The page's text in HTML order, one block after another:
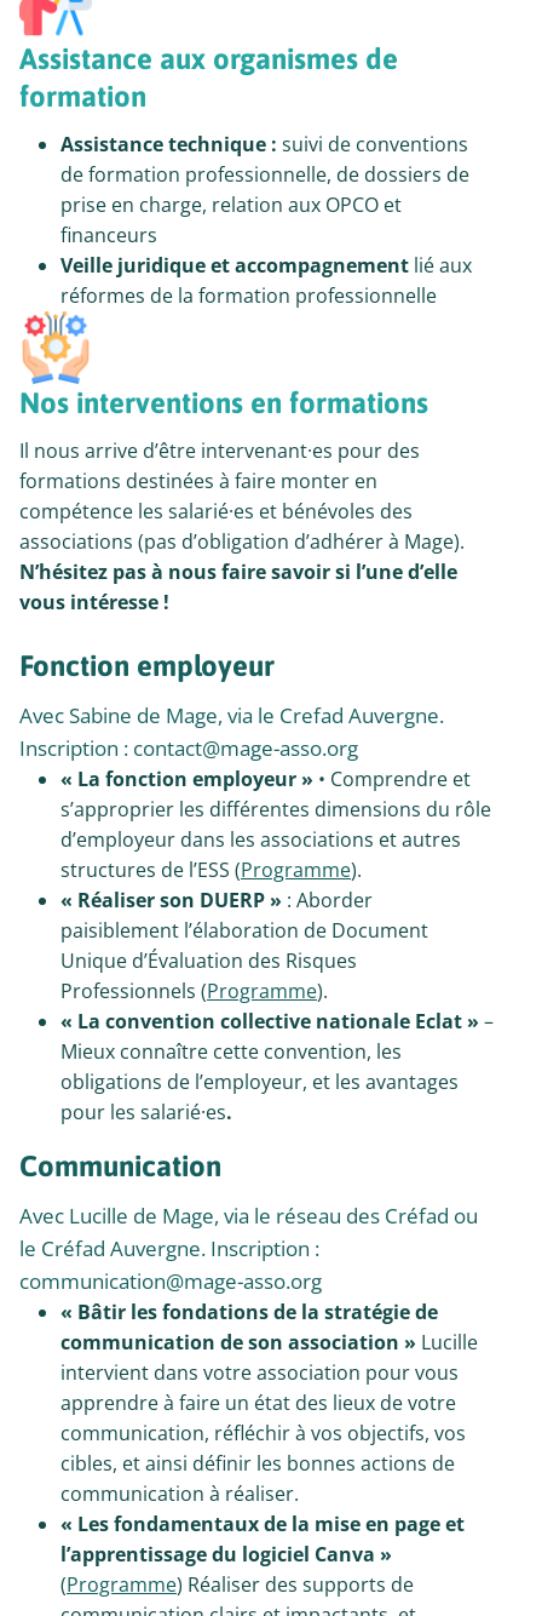
Assistance aux organismes de
formation
Assistance technique : suivi de conventions
de formation professionnelle, de dossiers de
prise en charge, relation aux OPCO et
financeurs
Veille juridique et accompagnement lié aux
réformes de la formation professionnelle
Nos interventions en formations
Il nous arrive d’être intervenant·es pour des
formations destinées à faire monter en
compétence les salarié·es et bénévoles des
associations (pas d’obligation d’adhérer à Mage).
N’hésitez pas à nous faire savoir si l’une d’elle
vous intéresse !
Fonction employeur
Avec Sabine de Mage, via le Crefad Auvergne.
Inscription : contact@mage-asso.org
« La fonction employeur » • Comprendre et
s’approprier les différentes dimensions du rôle
d’employeur dans les associations et autres
structures de l’ESS (Programme).
« Réaliser son DUERP » : Aborder
paisiblement l’élaboration de Document
Unique d’Évaluation des Risques
Professionnels (Programme).
« La convention collective nationale Eclat » –
Mieux connaître cette convention, les
obligations de l’employeur, et les avantages
pour les salarié·es.
Communication
Avec Lucille de Mage, via le réseau des Créfad ou
le Créfad Auvergne. Inscription :
communication@mage-asso.org
« Bâtir les fondations de la stratégie de
communication de son association » Lucille
intervient dans votre association pour vous
apprendre à faire un état des lieux de votre
communication, réfléchir à vos objectifs, vos
cibles, et ainsi définir les bonnes actions de
communication à réaliser.
« Les fondamentaux de la mise en page et
l’apprentissage du logiciel Canva »
(Programme) Réaliser des supports de